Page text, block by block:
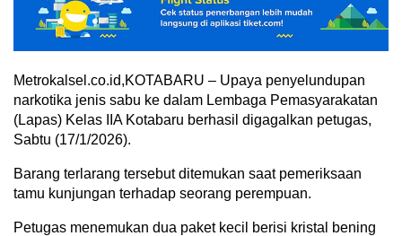
Metrokalsel.co.id,KOTABARU – Upaya penyelundupan
narkotika jenis sabu ke dalam Lembaga Pemasyarakatan
(Lapas) Kelas IIA Kotabaru berhasil digagalkan petugas,
Sabtu (17/1/2026).
Barang terlarang tersebut ditemukan saat pemeriksaan
tamu kunjungan terhadap seorang perempuan.
Petugas menemukan dua paket kecil berisi kristal bening